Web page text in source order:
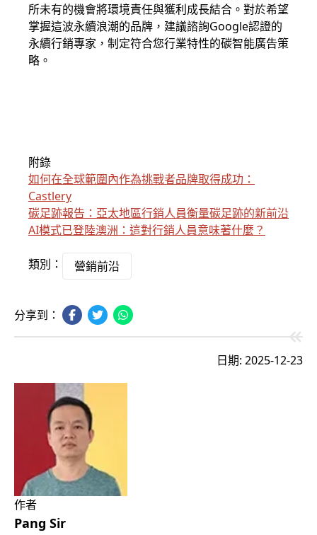
所未有的機會將環境責任與獲利成長結合。對於希望
掌握這波永續浪潮的品牌，建議諮詢Google認證的
永續行銷專家，制定符合您行業特性的碳智能廣告策
略。
附錄
如何在全球範圍內作為挑戰者品牌取得成功：
Castlery
碳足跡報告：亞太地區行銷人員衡量碳足跡的新前沿
AI模式已登陸澳洲：這對行銷人員意味著什麼？
類別： 營銷前沿
分享到：
日期: 2025-12-23
作者
Pang Sir